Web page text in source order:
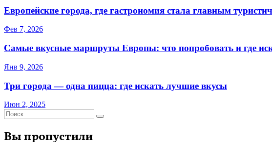
Европейские города, где гастрономия стала главным
Фев 7, 2026
Самые вкусные маршруты Европы: что попробовать и где
Янв 9, 2026
Три города — одна пицца: где искать лучшие вкусы
Июн 2, 2025
Вы пропустили